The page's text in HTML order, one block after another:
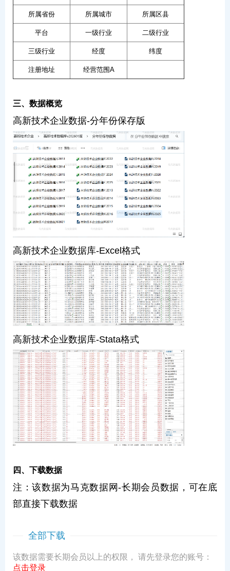
所属省份 所属城市 所属区县
平台 一级行业 二级行业
三级行业 经度 纬度
注册地址 经营范围A
三、数据概览
高新技术企业数据-分年份保存版
高新技术企业数据库-Excel格式
高新技术企业数据库-Stata格式
四、下载数据
注：该数据为马克数据网-长期会员数据，可在底
部直接下载数据
全部下载
该数据需要长期会员以上的权限， 请先登录您的账号：
点击登录